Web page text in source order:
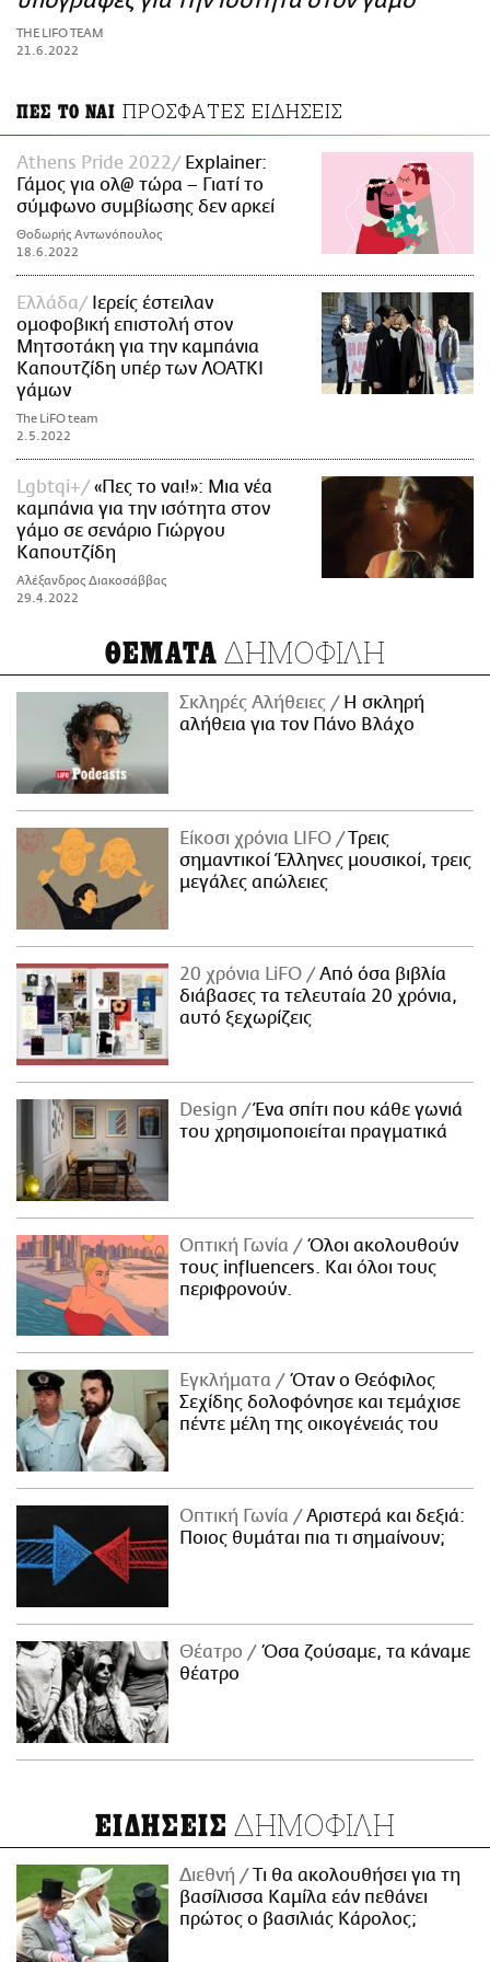
ΑΜΠΑ
PRINT
THE LIFO TEAM
21.6.2022
ΠΕΣ ΤΟ ΝΑΙ ΠΡΟΣΦΑΤΕΣ ΕΙΔΗΣΕΙΣ
Athens Pride 2022
Explainer:
Γάμος για ολ@ τώρα – Γιατί το
σύμφωνο συμβίωσης δεν αρκεί
Θοδωρής Αντωνόπουλος
18.6.2022
Ελλάδα
Ιερείς έστειλαν
ομοφοβική επιστολή στον
Μητσοτάκη για την καμπάνια
Καπουτζίδη υπέρ των ΛΟΑΤΚΙ
γάμων
The LiFO team
2.5.2022
Lgbtqi+
«Πες το ναι!»: Μια νέα
καμπάνια για την ισότητα στον
γάμο σε σενάριο Γιώργου
Καπουτζίδη
Αλέξανδρος Διακοσάββας
29.4.2022
ΘΕΜΑΤΑ ΔΗΜΟΦΙΛΗ
Σκληρές Αλήθειες
H σκληρή
αλήθεια για τον Πάνο Βλάχο
Είκοσι χρόνια LIFO
Tρεις
σημαντικοί Έλληνες μουσικοί, τρεις
μεγάλες απώλειες
20 χρόνια LiFO
Από όσα βιβλία
διάβασες τα τελευταία 20 χρόνια,
αυτό ξεχωρίζεις
Design
Ένα σπίτι που κάθε γωνιά
του χρησιμοποιείται πραγματικά
Οπτική Γωνία
Όλοι ακολουθούν
τους influencers. Και όλοι τους
περιφρονούν.
Εγκλήματα
Όταν ο Θεόφιλος
Σεχίδης δολοφόνησε και τεμάχισε
πέντε μέλη της οικογένειάς του
Οπτική Γωνία
Αριστερά και δεξιά:
Ποιος θυμάται πια τι σημαίνουν;
Θέατρο
Όσα ζούσαμε, τα κάναμε
θέατρο
ΕΙΔΗΣΕΙΣ ΔΗΜΟΦΙΛΗ
Διεθνή
Τι θα ακολουθήσει για τη
βασίλισσα Καμίλα εάν πεθάνει
πρώτος ο βασιλιάς Κάρολος;